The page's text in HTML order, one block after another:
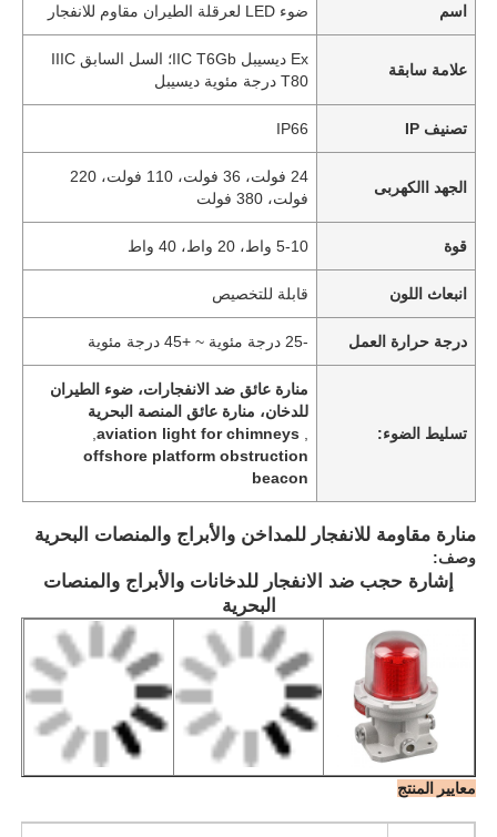
اسم ضوء LED لعرقلة الطيران مقاوم للانفجار
علامة سابقة
Ex ديسيبل IIC T6Gb؛ السل السابق IIIC
T80 درجة مئوية ديسيبل
تصنيف IP IP66
الجهد االكهربى
24 فولت، 36 فولت، 110 فولت، 220
فولت، 380 فولت
قوة 5-10 واط، 20 واط، 40 واط
انبعاث اللون قابلة للتخصيص
درجة حرارة العمل -25 درجة مئوية ~ +45 درجة مئوية
تسليط الضوء:
منارة عائق ضد الانفجارات، ضوء الطيران
للدخان، منارة عائق المنصة البحرية
aviation light for chimneys
offshore platform obstruction
beacon
منارة مقاومة للانفجار للمداخن والأبراج والمنصات البحرية
وصف:
إشارة حجب ضد الانفجار للدخانات والأبراج والمنصات
البحرية
معايير المنتج